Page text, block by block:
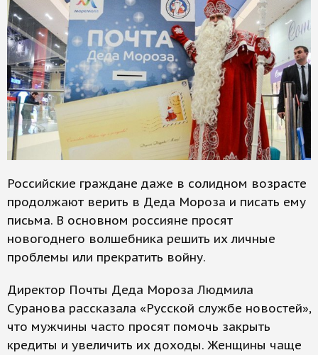
Российские граждане даже в солидном возрасте
продолжают верить в Деда Мороза и писать ему
письма. В основном россияне просят
новогоднего волшебника решить их личные
проблемы или прекратить войну.
Директор Почты Деда Мороза Людмила
Суранова рассказала «Русской службе новостей»,
что мужчины часто просят помочь закрыть
кредиты и увеличить их доходы. Женщины чаще